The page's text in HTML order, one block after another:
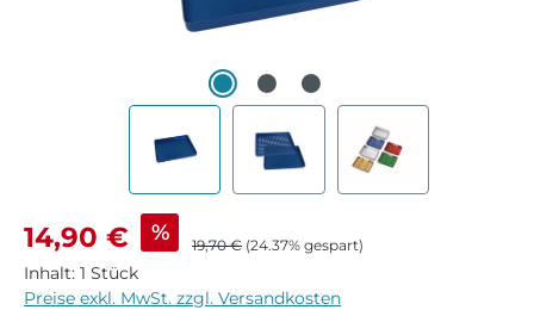
Verkaufspreis:
14,90 € % Regulärer Preis:
19,70 € (24.37% gespart)
Inhalt: 1 Stück
Preise exkl. MwSt. zzgl. Versandkosten